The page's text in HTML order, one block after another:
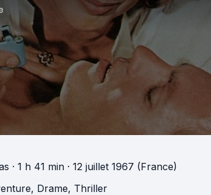
· 1 h 41 min · 12 juillet 1967 (France)
, Drame, Thriller